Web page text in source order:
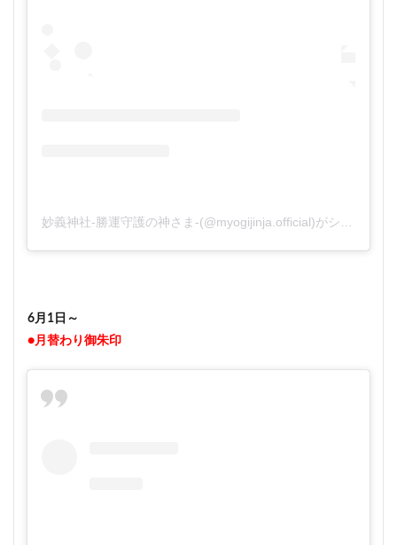
6月1日～
●月替わり御朱印